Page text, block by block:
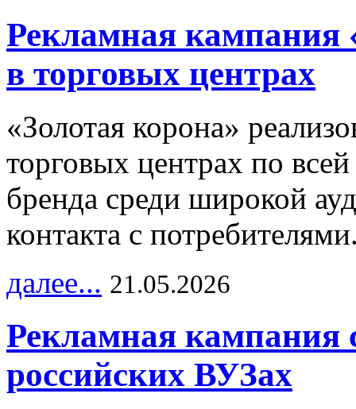
Рекламная кампания
в торговых центрах
«Золотая корона»
торговых центрах по
бренда среди широкой
контакта с
далее... 21.05.2026
Рекламная кампания
российских ВУЗах